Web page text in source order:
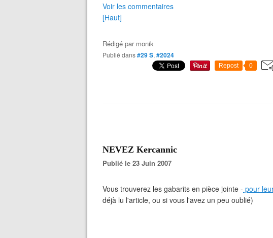
Voir les commentaires
[Haut]
Rédigé par monik
Publié dans#29 S, #2024
Repost 0
NEVEZ Kercannic
Publié le 23 Juin 2007
Vous trouverez les gabarits en pièce jointe - pour
déjà lu l'article, ou si vous l'avez un peu oublié)